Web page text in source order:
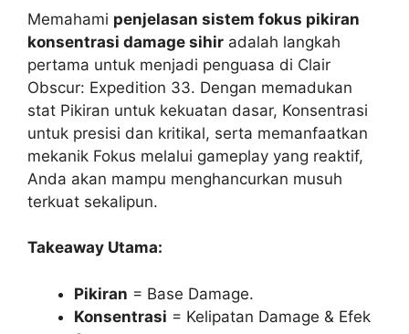
Memahami penjelasan sistem fokus pikiran
konsentrasi damage sihir adalah langkah
pertama untuk menjadi penguasa di Clair
Obscur: Expedition 33. Dengan memadukan
stat Pikiran untuk kekuatan dasar, Konsentrasi
untuk presisi dan kritikal, serta memanfaatkan
mekanik Fokus melalui gameplay yang reaktif,
Anda akan mampu menghancurkan musuh
terkuat sekalipun.
Takeaway Utama:
Pikiran = Base Damage.
Konsentrasi = Kelipatan Damage & Efek